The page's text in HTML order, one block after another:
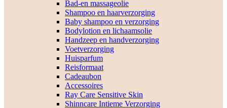
Bad-en massageolie
Shampoo en haarverzorging
Baby shampoo en verzorging
Bodylotion en lichaamsolie
Handzeep en handverzorging
Voetverzorging
Huisparfum
Reisformaat
Cadeaubon
Accessoires
Ray Care Sensitive Skin
Shinncare Intieme Verzorging